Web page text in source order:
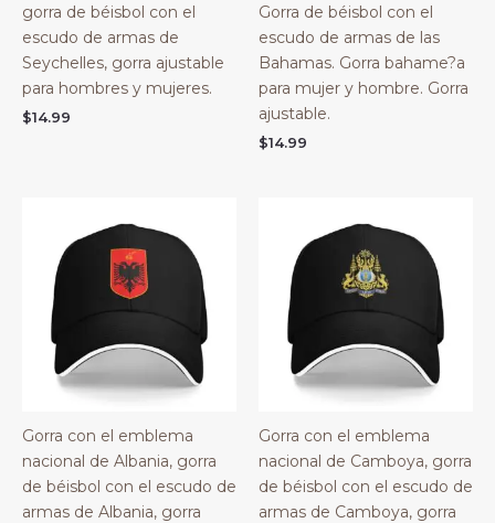
gorra de béisbol con el
escudo de armas de
Seychelles, gorra ajustable
para hombres y mujeres.
$14.99
Gorra de béisbol con el
escudo de armas de las
Bahamas. Gorra bahame?a
para mujer y hombre. Gorra
ajustable.
$14.99
Gorra con el emblema
nacional de Albania, gorra
de béisbol con el escudo de
armas de Albania, gorra
Gorra con el emblema
nacional de Camboya, gorra
de béisbol con el escudo de
armas de Camboya, gorra